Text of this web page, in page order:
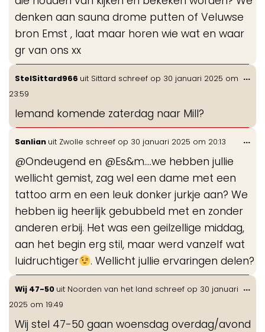
denken aan sauna drome putten of Veluwse
bron Emst , laat maar horen wie wat en waar
gr van ons xx
StelSittard966 uit Sittard schreef op 30 januari 2025 om
23:59
Iemand komende zaterdag naar Mill?
...
Sanlian uit Zwolle schreef op 30 januari 2025 om 20:13
@Ondeugend en @Es&m....we hebben jullie
wellicht gemist, zag wel een dame met een
tattoo arm en een leuk donker jurkje aan? We
hebben iig heerlijk gebubbeld met en zonder
anderen erbij. Het was een geilzellige middag,
aan het begin erg stil, maar werd vanzelf wat
luidruchtiger
. Wellicht jullie ervaringen delen?
...
Wij 47-50 uit Noorden van het land schreef op 30 januari
2025 om 19:49
Wij stel 47-50 gaan woensdag overdag/avond
...